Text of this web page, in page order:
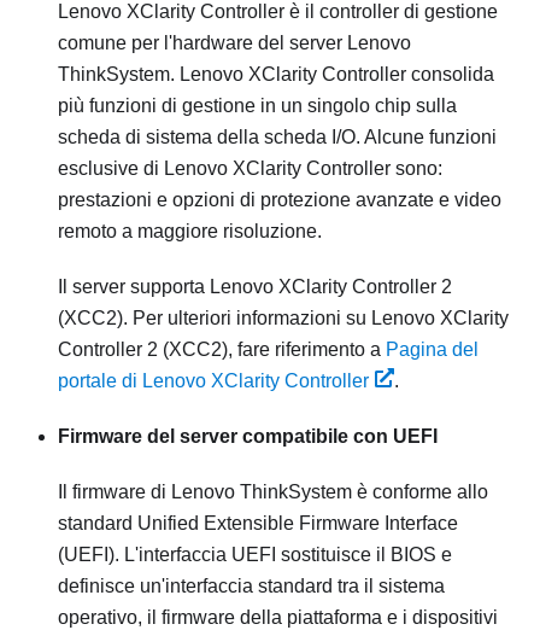
Lenovo XClarity Controller è il controller di gestione
comune per l'hardware del server Lenovo
ThinkSystem. Lenovo XClarity Controller consolida
più funzioni di gestione in un singolo chip sulla
scheda di sistema della scheda I/O. Alcune funzioni
esclusive di Lenovo XClarity Controller sono:
prestazioni e opzioni di protezione avanzate e video
remoto a maggiore risoluzione.
Il server supporta Lenovo XClarity Controller 2
(XCC2). Per ulteriori informazioni su Lenovo XClarity
Controller 2 (XCC2), fare riferimento a Pagina del
portale di Lenovo XClarity Controller
.
Firmware del server compatibile con UEFI
Il firmware di Lenovo ThinkSystem è conforme allo
standard Unified Extensible Firmware Interface
(UEFI). L'interfaccia UEFI sostituisce il BIOS e
definisce un'interfaccia standard tra il sistema
operativo, il firmware della piattaforma e i dispositivi